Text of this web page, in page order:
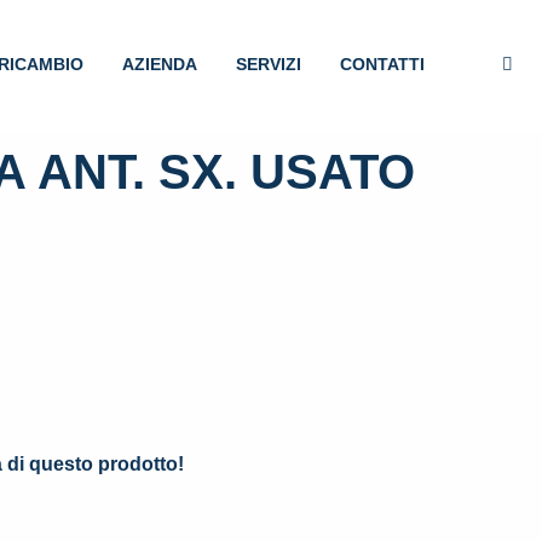
AZIENDA SERVIZI CONTATTI
ANT. SX. USATO
di questo prodotto!